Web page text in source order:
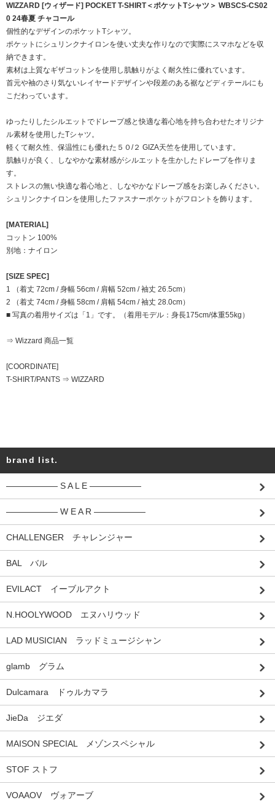
WIZZARD [ウィザード] POCKET T-SHIRT＜ポケットTシャツ＞ WBSCS-CS02
0 24春夏 チャコール
個性的なデザインのポケットTシャツ。
ポケットにシュリンクナイロンを使い丈夫な作りなので実際にスマホなどを収
納できます。
素材は上質なギザコットンを使用し肌触りがよく耐久性に優れています。
首元や袖のさり気ないレイヤードデザインや段差のある裾などディテールにも
こだわっています。
ゆったりしたシルエットでドレープ感と快適な着心地を持ち合わせたオリジナ
ル素材を使用したTシャツ。
軽くて耐久性、保温性にも優れた５０/２ GIZA天竺を使用しています。
肌触りが良く、しなやかな素材感がシルエットを生かしたドレープを作りま
す。
ストレスの無い快適な着心地と、しなやかなドレープ感をお楽しみください。
シュリンクナイロンを使用したファスナーポケットがフロントを飾ります。
[MATERIAL]
コットン 100%
別地：ナイロン
[SIZE SPEC]
1 （着丈 72cm / 身幅 56cm / 肩幅 52cm / 袖丈 26.5cm）
2 （着丈 74cm / 身幅 58cm / 肩幅 54cm / 袖丈 28.0cm）
■ 写真の着用サイズは「1」です。（着用モデル：身長175cm/体重55kg）
⇒ Wizzard 商品一覧
[COORDINATE]
T-SHIRT/PANTS ⇒ WIZZARD
brand list.
―――――― S A L E ――――――
―――――― W E A R ――――――
CHALLENGER チャレンジャー
BAL バル
EVILACT イーブルアクト
N.HOOLYWOOD エヌハリウッド
LAD MUSICIAN ラッドミュージシャン
glamb グラム
Dulcamara ドゥルカマラ
JieDa ジエダ
MAISON SPECIAL メゾンスペシャル
STOF ストフ
VOAAOV ヴォアーブ